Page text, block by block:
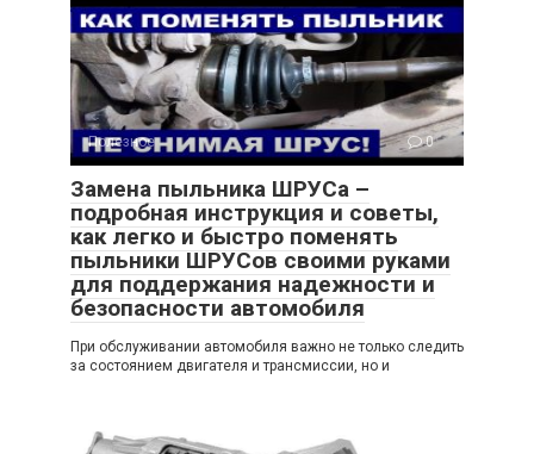
Полезное 0
Замена пыльника ШРУСа –
подробная инструкция и советы,
как легко и быстро поменять
пыльники ШРУСов своими руками
для поддержания надежности и
безопасности автомобиля
При обслуживании автомобиля важно не только следить
за состоянием двигателя и трансмиссии, но и